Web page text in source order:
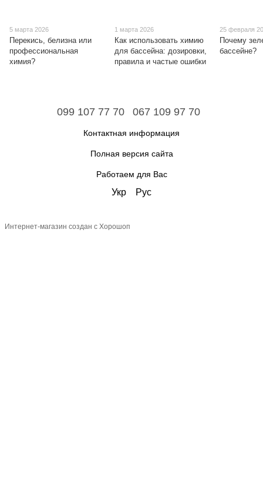
5 марта 2026
Перекись, белизна или
профессиональная
химия?
1 марта 2026
Как использовать химию
для бассейна: дозировки,
правила и частые ошибки
25 февраля
Почему
бассейне?
099 107 77 70 067 109 97 70
Контактная информация
Полная версия сайта
Работаем для Вас
Укр Рус
Интернет-магазин создан с Хорошоп